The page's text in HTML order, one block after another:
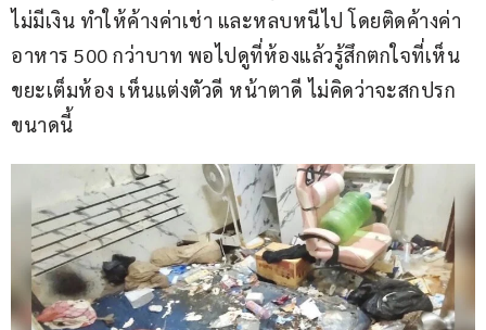
ไม่มีเงิน ทำให้ค้างค่าเช่า และหลบหนีไป โดยติดค้างค่า
อาหาร 500 กว่าบาท พอไปดูที่ห้องแล้วรู้สึกตกใจที่เห็น
ขยะเต็มห้อง เห็นแต่งตัวดี หน้าตาดี ไม่คิดว่าจะสกปรก
ขนาดนี้